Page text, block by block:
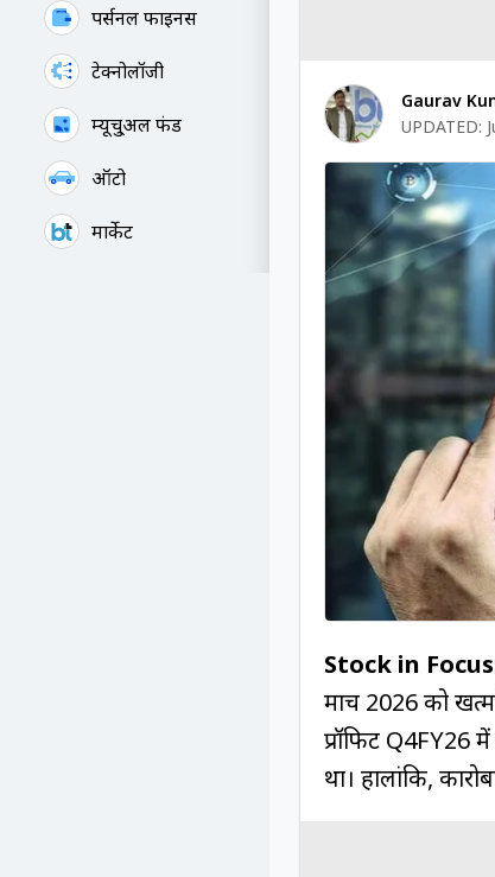
पर्सनल फाइनेंस
टेक्नोलॉजी
म्यूचु्अल फंड
ऑटो
मार्केट
Gaurav
UPDATED:
Stock in
मार्च 2026 को
प्रॉफिट Q4FY26
था। हालांकि,